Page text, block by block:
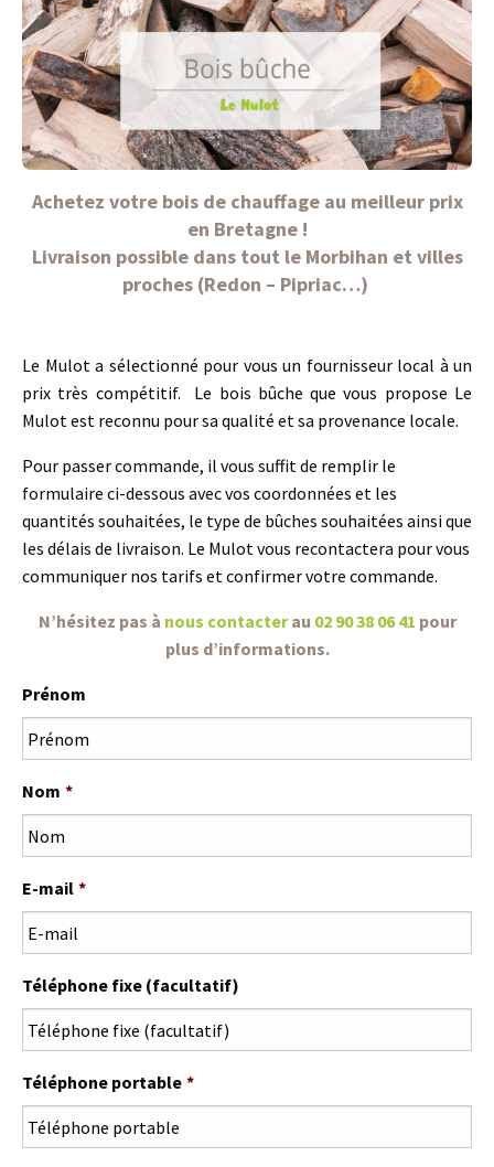
Achetez votre bois de chauffage au meilleur prix
en Bretagne !
Livraison possible dans tout le Morbihan et villes
proches (Redon – Pipriac…)
Le Mulot a sélectionné pour vous un fournisseur local à un
prix très compétitif. Le bois bûche que vous propose Le
Mulot est reconnu pour sa qualité et sa provenance locale.
Pour passer commande, il vous suffit de remplir le
formulaire ci-dessous avec vos coordonnées et les
quantités souhaitées, le type de bûches souhaitées ainsi que
les délais de livraison. Le Mulot vous recontactera pour vous
communiquer nos tarifs et confirmer votre commande.
N’hésitez pas à nous contacterau 02 90 38 06 41 pour
plus d’informations.
Prénom
Nom *
E-mail *
Téléphone fixe (facultatif)
Téléphone portable *